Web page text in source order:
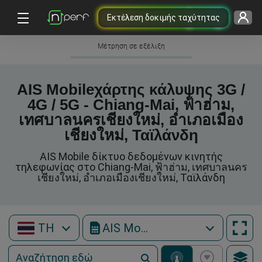
Εκτέλεση δοκιμής ταχύτητας
Μέτρηση σε εξέλιξη
AIS Mobileχάρτης κάλυψης 3G /
4G / 5G - Chiang-Mai, ฟ้าฮ่าม,
เทศบาลนครเชียงใหม่, อำเภอเมือง
เชียงใหม่, Ταϊλάνδη
AIS Mobile δίκτυο δεδομένων κινητής
τηλεφωνίας στο Chiang-Mai, ฟ้าฮ่าม, เทศบาลนคร
เชียงใหม่, อำเภอเมืองเชียงใหม่, Ταϊλάνδη
TH AIS Mobile